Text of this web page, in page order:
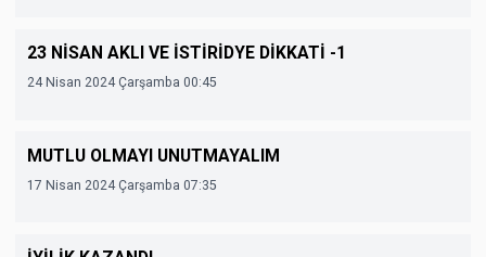
23 NİSAN AKLI VE İSTİRİDYE DİKKATİ -1
24 Nisan 2024 Çarşamba 00:45
MUTLU OLMAYI UNUTMAYALIM
17 Nisan 2024 Çarşamba 07:35